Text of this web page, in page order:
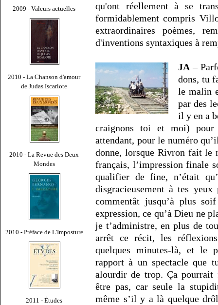
2009 - Valeurs actuelles
2010 - La Chanson d'amour
de Judas Iscariote
2010 - La Revue des Deux
Mondes
2010 - Préface de L'Imposture
2011 - Études
qu'ont réellement à se
formidablement compris
extraordinaires poèmes,
d'inventions syntaxiques à
JA –
dons, tu
le malin
par des
il y en a
craignons toi et moi)
attendant, pour le numéro
donne, lorsque Rivron fait le
français, l’impression finale
qualifier de fine, n’était
disgracieusement à tes
commentât jusqu’à plus
expression, ce qu’à Dieu ne
je t’administre, en plus de
arrêt ce récit, les
quelques minutes-là, et le
rapport à un spectacle que
alourdir de trop. Ça pourrait
être pas, car seule la
même s’il y a là quelque